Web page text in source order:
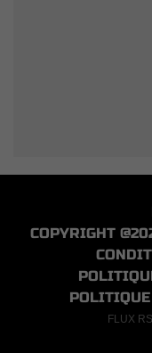
COPYRIGHT
FLUX